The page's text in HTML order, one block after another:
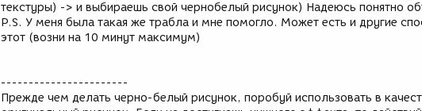
текстуры) -> и выбираешь свой чернобелый рисунок) Надеюсь понятно
P.S. У меня была такая же трабла и мне помогло. Может есть и другие
этот (возни на 10 минут максимум)
-----------------------
Прежде чем делать черно-белый рисунок, поробуй использовать в